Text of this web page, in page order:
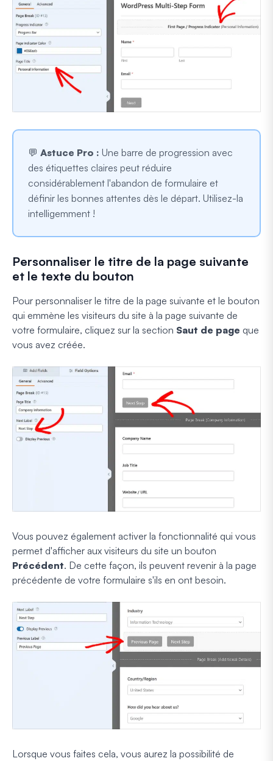
💬 Astuce Pro : Une barre de progression avec
des étiquettes claires peut réduire
considérablement l'abandon de formulaire et
définir les bonnes attentes dès le départ. Utilisez-la
intelligemment !
Personnaliser le titre de la page suivante
et le texte du bouton
Pour personnaliser le titre de la page suivante et le bouton
qui emmène les visiteurs du site à la page suivante de
votre formulaire, cliquez sur la section Saut de page que
vous avez créée.
Vous pouvez également activer la fonctionnalité qui vous
permet d'afficher aux visiteurs du site un bouton
Précédent. De cette façon, ils peuvent revenir à la page
précédente de votre formulaire s'ils en ont besoin.
Lorsque vous faites cela, vous aurez la possibilité de